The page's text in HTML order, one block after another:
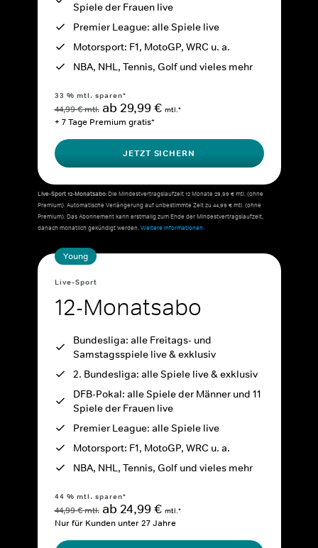
Spiele der Frauen live
Premier League: alle Spiele live
Motorsport: F1, MotoGP, WRC u. a.
NBA, NHL, Tennis, Golf und vieles mehr
33 % mtl. sparen*
44,99 € mtl. ab 29,99 € mtl.*
+ 7 Tage Premium gratis*
JETZT SICHERN
Live-Sport 12-Monatsabo:Die Mindestvertragslaufzeit 12 Monate 29,99 € mtl. (ohne
Premium). Automatische Verlängerung auf unbestimmte Zeit zu 44,99 € mtl. (ohne
Premium). Das Abonnement kann erstmalig zum Ende der Mindestvertragslaufzeit,
danach monatlich gekündigt werden.Weitere Informationen.
Young
Live-Sport
12-Monatsabo
Bundesliga: alle Freitags- und
Samstagsspiele live & exklusiv
2. Bundesliga: alle Spiele live & exklusiv
DFB-Pokal: alle Spiele der Männer und 11
Spiele der Frauen live
Premier League: alle Spiele live
Motorsport: F1, MotoGP, WRC u. a.
NBA, NHL, Tennis, Golf und vieles mehr
44 % mtl. sparen*
44,99 € mtl. ab 24,99 € mtl.*
Nur für Kunden unter 27 Jahre